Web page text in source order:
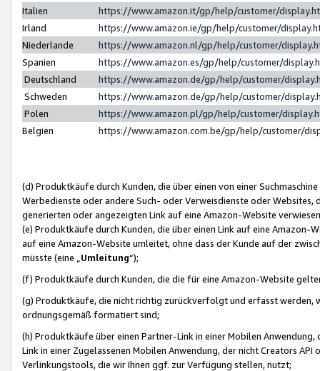
Italien
https://www.amazon.it/gp/help/customer/
Irland
https://www.amazon.ie/gp/help/customer/
Niederlande
https://www.amazon.nl/gp/help/customer/
Spanien
https://www.amazon.es/gp/help/customer/
Deutschland
https://www.amazon.de/gp/help/customer/
Schweden
https://www.amazon.de/gp/help/customer/
Polen
https://www.amazon.pl/gp/help/customer/
Belgien
https://www.amazon.com.be/gp/help/customer/
(d) Produktkäufe durch Kunden, die über einen von einer
Werbedienste oder andere Such- oder Verweisdienste oder Websites,
generierten oder angezeigten Link auf eine Amazon-Website
(e) Produktkäufe durch Kunden, die über einen Link auf eine
auf eine Amazon-Website umleitet, ohne dass der Kunde auf der
müsste (eine „ Umleitung“);
(f) Produktkäufe durch Kunden, die die für eine Amazon-Website
(g) Produktkäufe, die nicht richtig zurückverfolgt und erfasst werden,
ordnungsgemäß formatiert sind;
(h) Produktkäufe über einen Partner-Link in einer Mobilen
Link in einer Zugelassenen Mobilen Anwendung, der nicht Creators
Verlinkungstools, die wir Ihnen ggf. zur Verfügung stellen, nutzt;